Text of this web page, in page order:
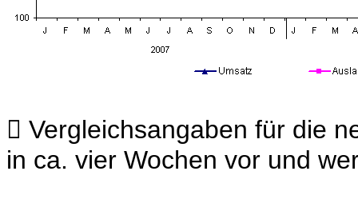
 Vergleichsangaben für die
in ca. vier Wochen vor und